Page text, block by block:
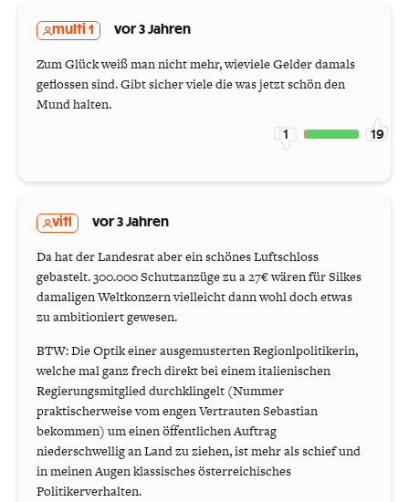
multi 1 vor 3 Jahren
Zum Glück weiß man nicht mehr, wieviele Gelder damals
geflossen sind. Gibt sicher viele die was jetzt schön den
Mund halten.
1 19
vitl vor 3 Jahren
Da hat der Landesrat aber ein schönes Luftschloss
gebastelt. 300.000 Schutzanzüge zu a 27€ wären für Silkes
damaligen Weltkonzern vielleicht dann wohl doch etwas
zu ambitioniert gewesen.
BTW: Die Optik einer ausgemusterten Regionlpolitikerin,
welche mal ganz frech direkt bei einem italienischen
Regierungsmitglied durchklingelt (Nummer
praktischerweise vom engen Vertrauten Sebastian
bekommen) um einen öffentlichen Auftrag
niederschwellig an Land zu ziehen, ist mehr als schief und
in meinen Augen klassisches österreichisches
Politikerverhalten.